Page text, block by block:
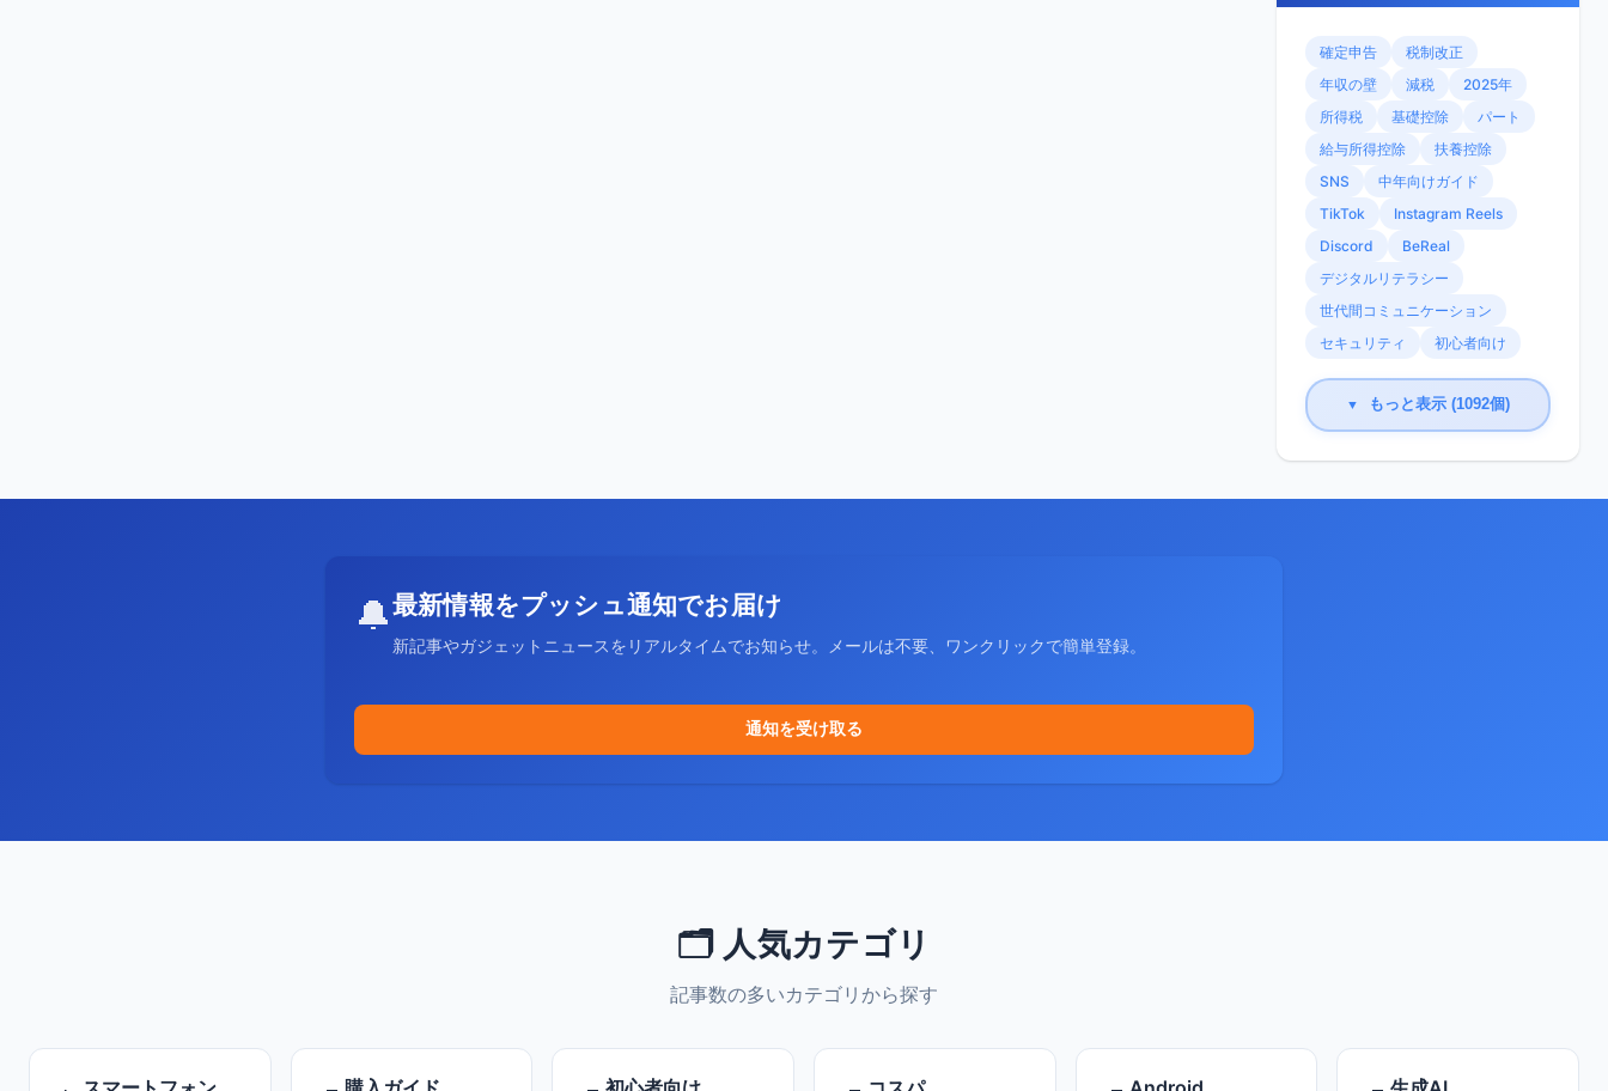
確定申告
税制改正
年収の壁
減税
2025年
所得税
基礎控除
パート
給与所得控除
扶養控除
SNS
中年向けガイド
TikTok
Instagram Reels
Discord
BeReal
デジタルリテラシー
世代間コミュニケーション
セキュリティ
初心者向け
▼ もっと表示 (1092個)
🔔最新情報をプッシュ通知でお届け
新記事やガジェットニュースをリアルタイムでお知らせ。メールは不要、ワンクリックで簡単登録。
通知を受け取る
🗂️ 人気カテゴリ
記事数の多いカテゴリから探す